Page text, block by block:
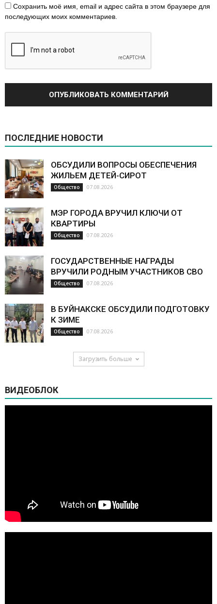
Сохранить моё имя, email и адрес сайта в этом браузере для
последующих моих комментариев.
ПОСЛЕДНИЕ НОВОСТИ
ОБСУДИЛИ ВОПРОСЫ ОБЕСПЕЧЕНИЯ
ЖИЛЬЕМ ДЕТЕЙ-СИРОТ
Общество 07.08.2026
МЭР ГОРОДА ВРУЧИЛ КЛЮЧИ ОТ
КВАРТИРЫ
Общество 07.08.2026
ГОСУДАРСТВЕННЫЕ НАГРАДЫ
ВРУЧИЛИ РОДНЫМ УЧАСТНИКОВ СВО
Общество 07.08.2026
В БУЙНАКСКЕ ОБСУДИЛИ ПОДГОТОВКУ
К ЗИМЕ
Общество 07.08.2026
Загрузить больше
ВИДЕОБЛОК